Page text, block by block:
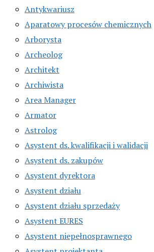
Antykwariusz
Aparatowy procesów chemicznych
Arborysta
Archeolog
Architekt
Archiwista
Area Manager
Armator
Astrolog
Asystent ds. kwalifikacji i walidacji
Asystent ds. zakupów
Asystent dyrektora
Asystent działu
Asystent działu sprzedaży
Asystent EURES
Asystent niepełnosprawnego